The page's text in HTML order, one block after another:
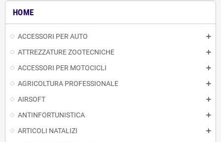
HOME
ACCESSORI PER AUTO
ATTREZZATURE ZOOTECNICHE
ACCESSORI PER MOTOCICLI
AGRICOLTURA PROFESSIONALE
AIRSOFT
ANTINFORTUNISTICA
ARTICOLI NATALIZI